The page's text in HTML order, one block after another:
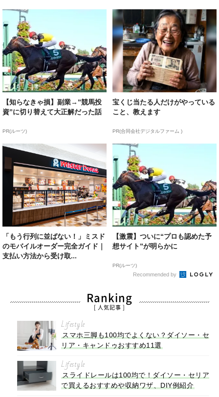
【知らなきゃ損】副業→”競馬投
資”に切り替えて大正解だった話
PR(ルーツ)
宝くじ当たる人だけがやっている
こと、教えます
PR(合同会社デジタルファーム )
「もう行列に並ばない！」ミスド
のモバイルオーダー完全ガイド｜
支払い方法から受け取...
【激震】ついに“プロも認めた予
想サイト”が明らかに
PR(ルーツ)
Recommended by
Ranking
[ 人気記事 ]
Lifestyle
スマホ三脚も100均でよくない？ダイソー・セ
リア・キャンドゥおすすめ11選
Lifestyle
スライドレールは100均で！ダイソー・セリア
で買えるおすすめや収納ワザ、DIY例紹介